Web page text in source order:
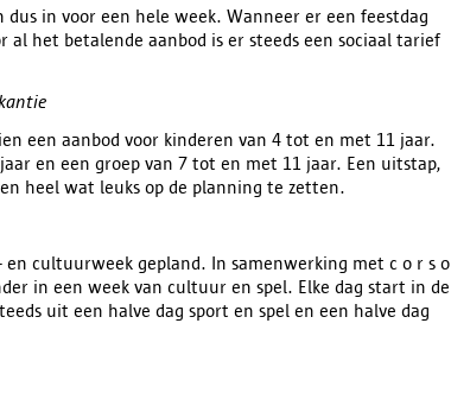
in voor een hele week. Wanneer er een feestdag
al het betalende aanbod is er steeds een sociaal tarief
een aanbod voor kinderen van 4 tot en met 11 jaar.
en een groep van 7 tot en met 11 jaar. Een uitstap,
heel wat leuks op de planning te zetten.
en cultuurweek gepland. In samenwerking met c o r s o
in een week van cultuur en spel. Elke dag start in de
uit een halve dag sport en spel en een halve dag